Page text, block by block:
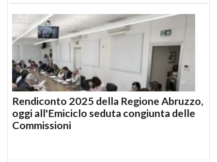
Rendiconto 2025 della Regione Abruzzo,
oggi all'Emiciclo seduta congiunta delle
Commissioni